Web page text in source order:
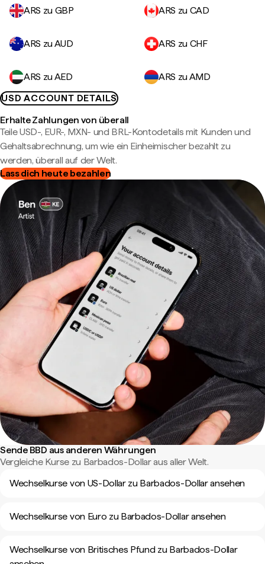
ARS zu GBP ARS zu CAD
ARS zu AUD ARS zu CHF
ARS zu AED
ARS zu AMD
USD ACCOUNT DETAILS
Erhalte Zahlungen von überall
Teile USD-, EUR-, MXN- und BRL-Kontodetails mit Kunden und
Gehaltsabrechnung, um wie ein Einheimischer bezahlt zu
werden, überall auf der Welt.
Lass dich heute bezahlen
Sende BBD aus anderen Währungen
Vergleiche Kurse zu Barbados-Dollar aus aller Welt.
Wechselkurse von US-Dollar zu Barbados-Dollar ansehen
Wechselkurse von Euro zu Barbados-Dollar ansehen
Wechselkurse von Britisches Pfund zu Barbados-Dollar